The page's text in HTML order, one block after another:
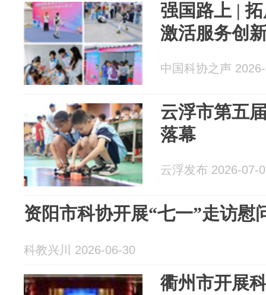
强国路上 |
激活服务创
中国科协之声
云浮市第五
落幕
云浮发布 2026-07-
资阳市科协开展“七一”走访慰
科教兴川 2026-06-30
衢州市开展